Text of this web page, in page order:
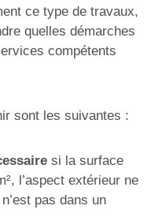
ce type de travaux,
quelles démarches
compétents
sont les suivantes :
si la surface
l’aspect extérieur ne
pas dans un